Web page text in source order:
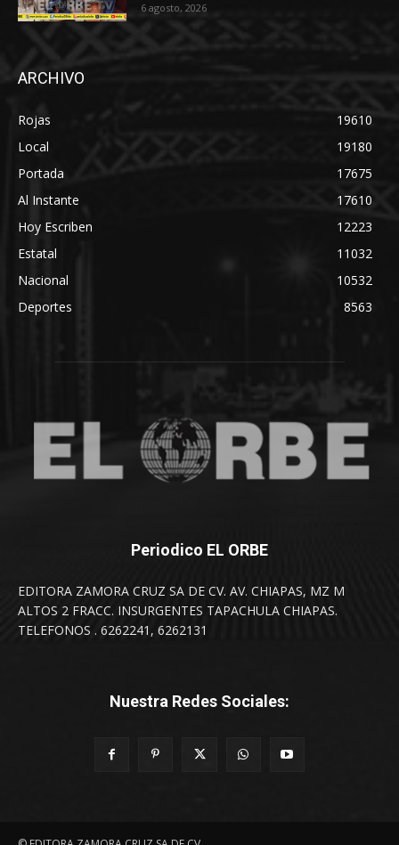
6 agosto, 2026
ARCHIVO
Rojas
19610
Local
19180
Portada
17675
Al Instante
17610
Hoy Escriben
12223
Estatal
11032
Nacional
10532
Deportes
8563
Periodico EL ORBE
EDITORA ZAMORA CRUZ SA DE CV. AV. CHIAPAS, MZ M
ALTOS 2 FRACC. INSURGENTES TAPACHULA CHIAPAS.
TELEFONOS . 6262241, 6262131
Nuestra Redes Sociales: